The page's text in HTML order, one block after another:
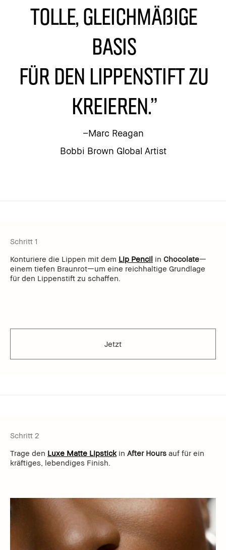
tolle, gleichmäßige
Basis
für den Lippenstift zu
kreieren.”
–Marc Reagan
Bobbi Brown Global Artist
Schritt 1
Konturiere die Lippen mit dem Lip Pencil in Chocolate—
einem tiefen Braunrot—um eine reichhaltige Grundlage
für den Lippenstift zu schaffen.
Jetzt
Schritt 2
Trage den Luxe Matte Lipstickin After Hours auf für ein
kräftiges, lebendiges Finish.